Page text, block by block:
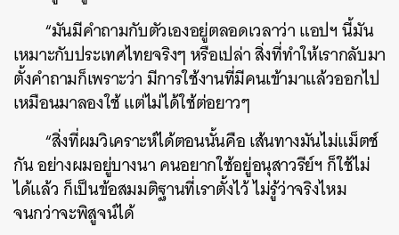
“มันมีคำถามกับตัวเองอยู่ตลอดเวลาว่า แอปฯ นี้มัน
เหมาะกับประเทศไทยจริงๆ หรือเปล่า สิ่งที่ทำให้เรากลับมา
ตั้งคำถามก็เพราะว่า มีการใช้งานที่มีคนเข้ามาแล้วออกไป
เหมือนมาลองใช้ แต่ไม่ได้ใช้ต่อยาวๆ
“สิ่งที่ผมวิเคราะห์ได้ตอนนั้นคือ เส้นทางมันไม่แม็ตช์
กัน อย่างผมอยู่บางนา คนอยากใช้อยู่อนุสาวรีย์ฯ ก็ใช้ไม่
ได้แล้ว ก็เป็นข้อสมมติฐานที่เราตั้งไว้ ไม่รู้ว่าจริงไหม
จนกว่าจะพิสูจน์ได้